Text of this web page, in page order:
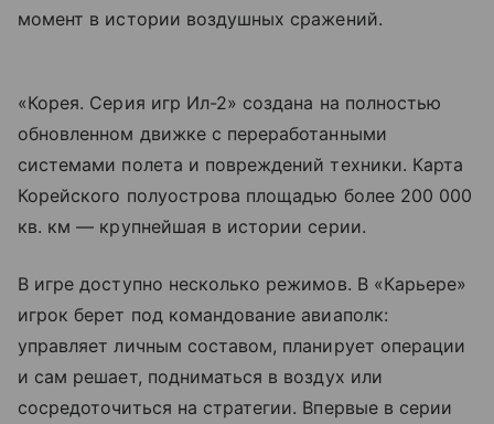
момент в истории воздушных сражений.
«Корея. Серия игр Ил-2» создана на полностью
обновленном движке с переработанными
системами полета и повреждений техники. Карта
Корейского полуострова площадью более 200 000
кв. км — крупнейшая в истории серии.
В игре доступно несколько режимов. В «Карьере»
игрок берет под командование авиаполк:
управляет личным составом, планирует операции
и сам решает, подниматься в воздух или
сосредоточиться на стратегии. Впервые в серии